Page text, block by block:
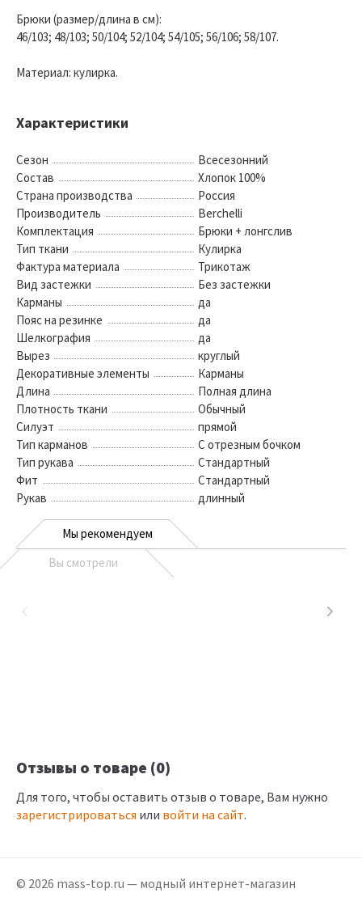
Брюки (размер/длина в см):
46/103; 48/103; 50/104; 52/104; 54/105; 56/106; 58/107.
Материал: кулирка.
Характеристики
Сезон
Всесезонний
Состав
Хлопок 100%
Страна производства
Россия
Производитель
Berchelli
Комплектация
Брюки + лонгслив
Тип ткани
Кулирка
Фактура материала
Трикотаж
Вид застежки
Без застежки
Карманы
да
Пояс на резинке
да
Шелкография
да
Вырез
круглый
Декоративные элементы
Карманы
Длина
Полная длина
Плотность ткани
Обычный
Силуэт
прямой
Тип карманов
С отрезным бочком
Тип рукава
Стандартный
Фит
Стандартный
Рукав
длинный
Мы рекомендуем
Вы смотрели
Отзывы о товаре (0)
Для того, чтобы оставить отзыв о товаре, Вам нужно
зарегистрироваться или войти на сайт.
© 2026 mass-top.ru — модный интернет-магазин